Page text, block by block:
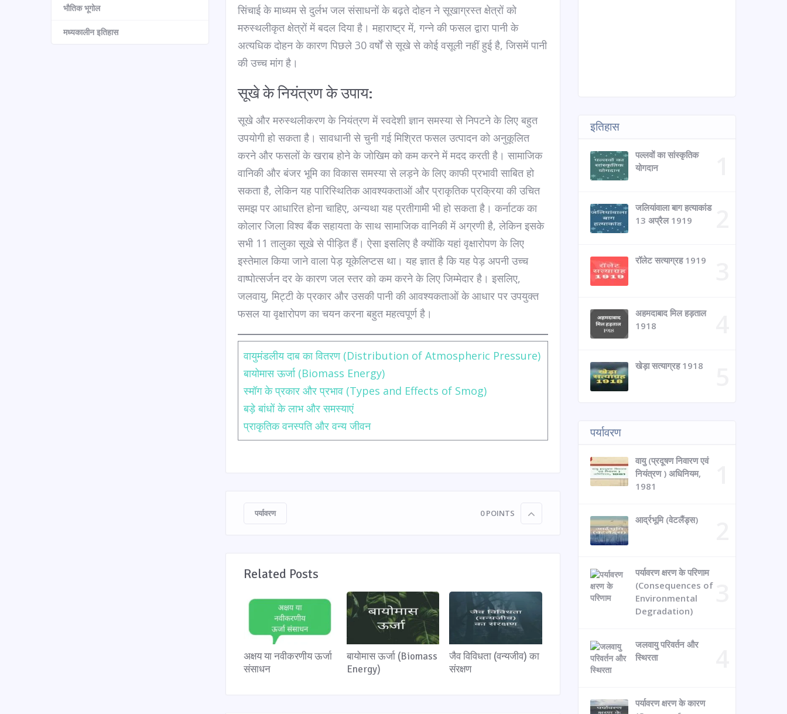
सिंचाई के माध्यम से दुर्लभ जल संसाधनों के बढ़ते दोहन ने सूखाग्रस्त क्षेत्रों को
मरुस्थलीकृत क्षेत्रों में बदल दिया है। महाराष्ट्र में, गन्ने की फसल द्वारा पानी के
अत्यधिक दोहन के कारण पिछले 30 वर्षों से सूखे से कोई वसूली नहीं हुई है, जिसमें पानी
की उच्च मांग है।
सूखे के नियंत्रण के उपाय:
सूखे और मरुस्थलीकरण के नियंत्रण में स्वदेशी ज्ञान समस्या से निपटने के लिए बहुत
उपयोगी हो सकता है। सावधानी से चुनी गई मिश्रित फसल उत्पादन को अनुकूलित
करने और फसलों के खराब होने के जोखिम को कम करने में मदद करती है। सामाजिक
वानिकी और बंजर भूमि का विकास समस्या से लड़ने के लिए काफी प्रभावी साबित हो
सकता है, लेकिन यह पारिस्थितिक आवश्यकताओं और प्राकृतिक प्रक्रिया की उचित
समझ पर आधारित होना चाहिए, अन्यथा यह प्रतीगामी भी हो सकता है। कर्नाटक का
कोलार जिला विश्व बैंक सहायता के साथ सामाजिक वानिकी में अग्रणी है, लेकिन इसके
सभी 11 तालुका सूखे से पीड़ित हैं। ऐसा इसलिए है क्योंकि यहां वृक्षारोपण के लिए
इस्तेमाल किया जाने वाला पेड़ यूकेलिप्टस था। यह ज्ञात है कि यह पेड़ अपनी उच्च
वाष्पोत्सर्जन दर के कारण जल स्तर को कम करने के लिए जिम्मेदार है। इसलिए,
जलवायु, मिट्टी के प्रकार और उसकी पानी की आवश्यकताओं के आधार पर उपयुक्त
फसल या वृक्षारोपण का चयन करना बहुत महत्वपूर्ण है।
वायुमंडलीय दाब का वितरण (Distribution of Atmospheric Pressure)
बायोमास ऊर्जा (Biomass Energy)
स्मॉग के प्रकार और प्रभाव (Types and Effects of Smog)
बड़े बांधों के लाभ और समस्याएं
प्राकृतिक वनस्पति और वन्य जीवन
पर्यावरण 0 POINTS
Related Posts
अक्षय या नवीकरणीय ऊर्जा
संसाधन
बायोमास ऊर्जा (Biomass
Energy)
जैव विविधता (वन्यजीव) का
संरक्षण
भौतिक भूगोल
मध्यकालीन इतिहास
इतिहास
पल्लवों का सांस्कृतिक
योगदान
जलियांवाला बाग हत्याकांड
13 अप्रैल 1919
रॉलेट सत्याग्रह 1919
अहमदाबाद मिल हड़ताल
1918
खेड़ा सत्याग्रह 1918
पर्यावरण
वायु (प्रदूषण निवारण एवं
नियंत्रण ) अधिनियम,
1981
आर्द्रभूमि (वेटलैंड्स)
पर्यावरण क्षरण के परिणाम
(Consequences of
Environmental
Degradation)
जलवायु परिवर्तन और
स्थिरता
पर्यावरण क्षरण के कारण